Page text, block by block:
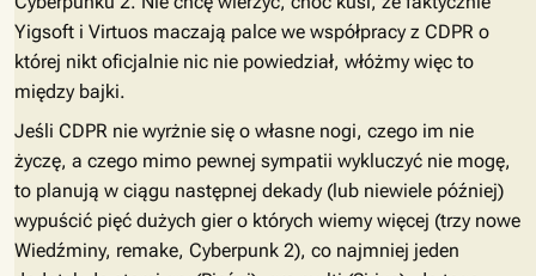
Yigsoft i Virtuos maczają palce we współpracy z CDPR o
której nikt oficjalnie nic nie powiedział, włóżmy więc to
między bajki.
Jeśli CDPR nie wyrżnie się o własne nogi, czego im nie
życzę, a czego mimo pewnej sympatii wykluczyć nie mogę,
to planują w ciągu następnej dekady (lub niewiele później)
wypuścić pięć dużych gier o których wiemy więcej (trzy nowe
Wiedźminy, remake, Cyberpunk 2), co najmniej jeden